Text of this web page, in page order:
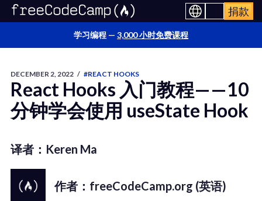
捐款
学习编程 — 3,000 小时免费课程
DECEMBER 2, 2022 / #REACT HOOKS
React Hooks 入门教程——10
分钟学会使用 useState Hook
译者：Keren Ma
作者：freeCodeCamp.org (英语)